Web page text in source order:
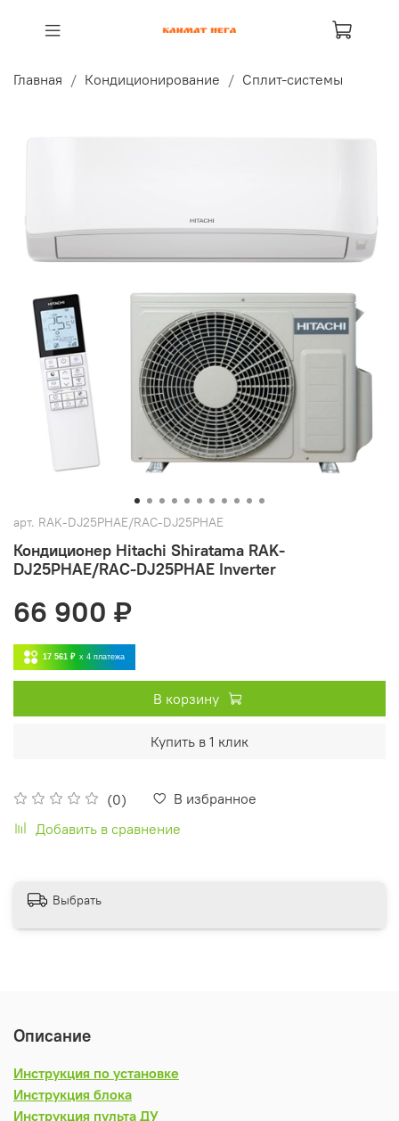
Главная Кондиционирование Сплит-системы
арт. RAK-DJ25PHAE/RAC-DJ25PHAE
Кондиционер Hitachi Shiratama RAK-
DJ25PHAE/RAC-DJ25PHAE Inverter
(0)
В избранное
Добавить в сравнение
66 900 ₽
17 561 ₽ x 4 платежа
В корзину
Купить в 1 клик
Выбрать
Описание
Инструкция по установке
Инструкция блока
Инструкция пульта ДУ